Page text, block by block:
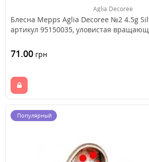
Aglia Decoree
Блесна Mepps Aglia Decoree №2 4.5g
артикул 95150035, уловистая
71.00 грн
Популярный